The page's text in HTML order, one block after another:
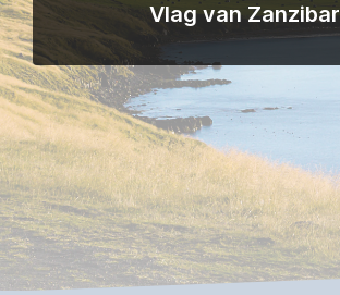
Vlag van Zanzibar